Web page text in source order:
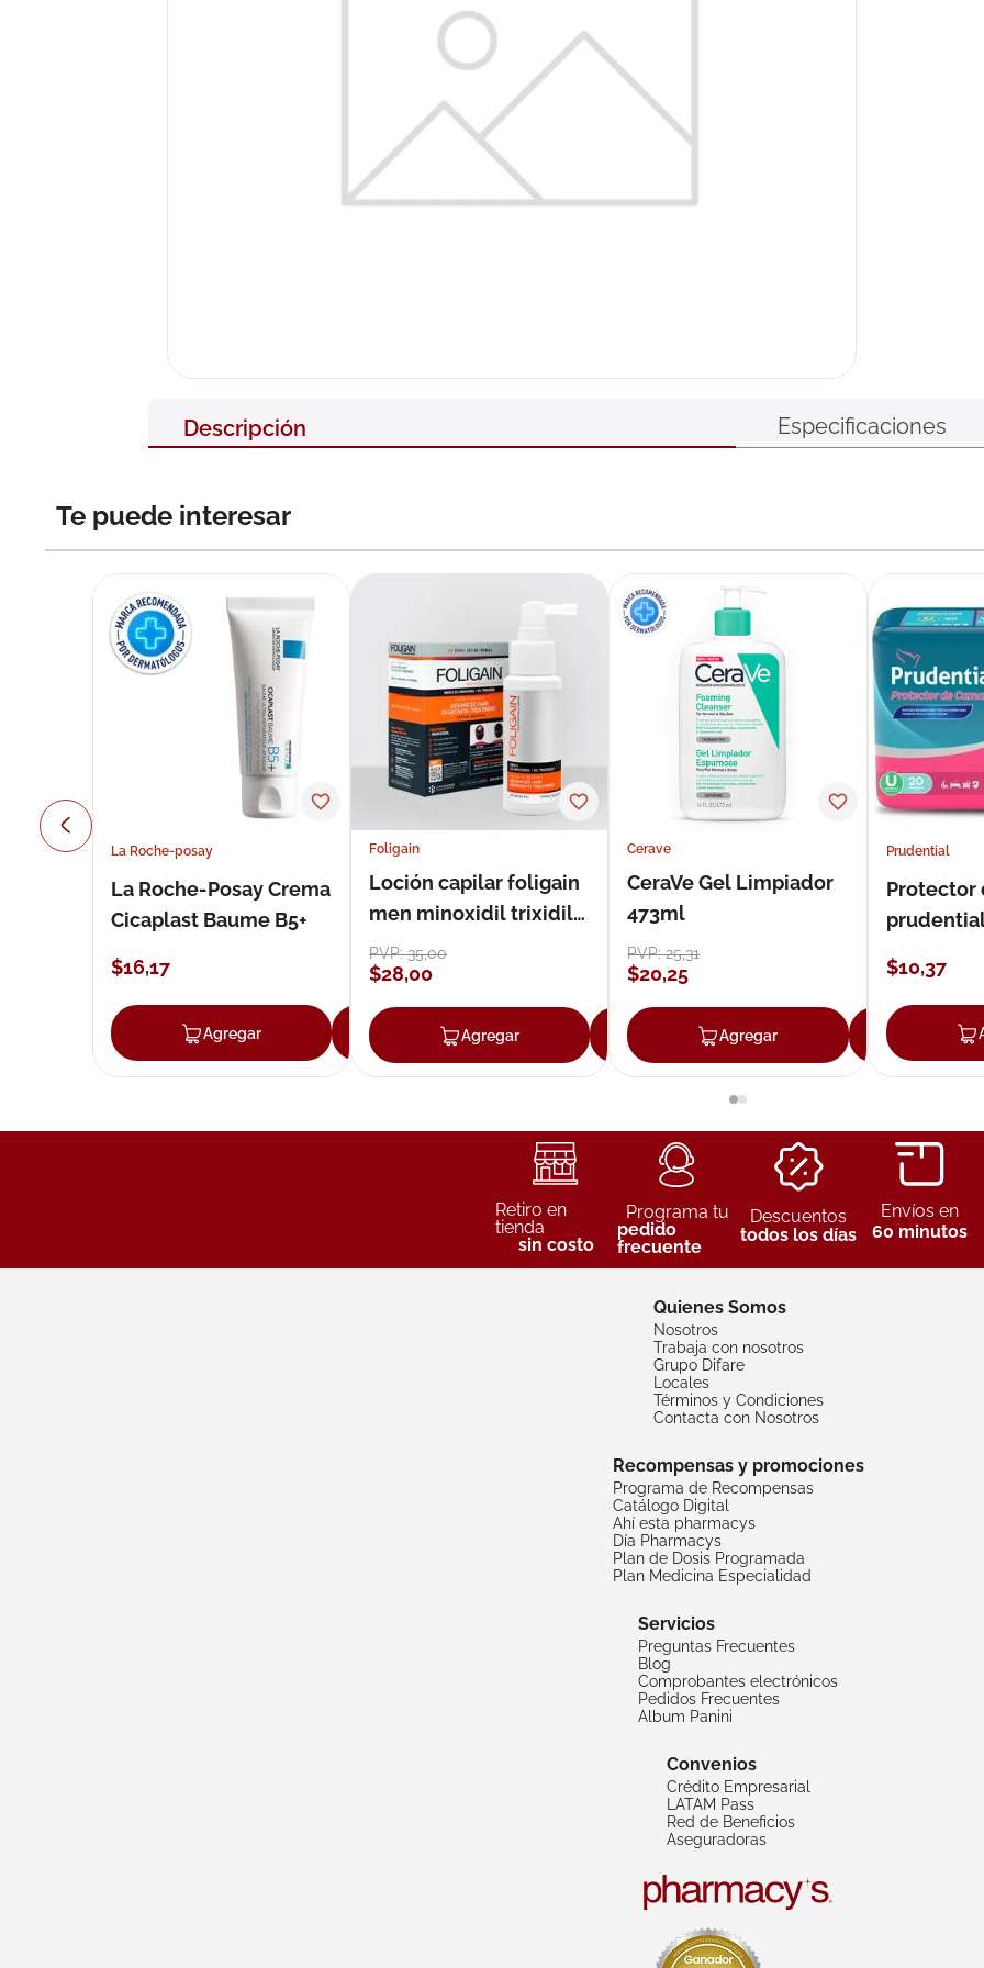
Descripción Especificaciones
Te puede interesar
La Roche-posay
La Roche-Posay Crema
Cicaplast Baume B5+
$16,17
Agregar Agregar
Foligain
Loción capilar foligain
men minoxidil trixidil
loción 59 ml
PVP:35,00
$28,00
Agregar Agregar
Cerave
CeraVe Gel Limpiador
473ml
PVP:25,31
$20,25
Agregar
Prudential
Protector
$10,37
Retiro en
tienda
sin costo
Programa tu
pedido
frecuente
Descuentos
todos los días
Envíos en
60 minutos
Quienes Somos
Nosotros
Trabaja con nosotros
Grupo Difare
Locales
Términos y Condiciones
Contacta con Nosotros
Recompensas y promociones
Programa de Recompensas
Catálogo Digital
Ahí esta pharmacys
Día Pharmacys
Plan de Dosis Programada
Plan Medicina Especialidad
Servicios
Preguntas Frecuentes
Blog
Comprobantes electrónicos
Pedidos Frecuentes
Album Panini
Convenios
Crédito Empresarial
LATAM Pass
Red de Beneficios
Aseguradoras
pañales